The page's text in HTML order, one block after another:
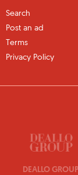
Search
Post an ad
Terms
Privacy Policy
DEALLO GROUP